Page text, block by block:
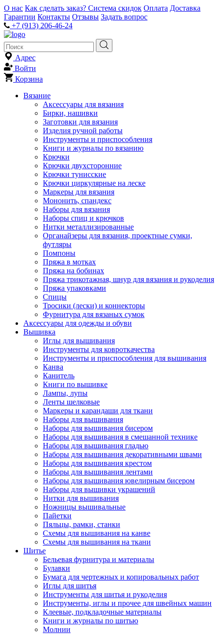
О нас Как сделать заказ? Система скидок Оплата Доставка
Гарантии Контакты Отзывы Задать вопрос
+7 (913) 206-46-24
Адрес
Войти
Корзина
Вязание
Аксессуары для вязания
Бирки, нашивки
Заготовки для вязания
Изделия ручной работы
Инструменты и приспособления
Книги и журналы по вязанию
Крючки
Крючки двухсторонние
Крючки тунисские
Крючки циркулярные на леске
Маркеры для вязания
Мононить, спандекс
Наборы для вязания
Наборы спиц и крючков
Нитки металлизированные
Органайзеры для вязания, проектные сумки,
футляры
Помпоны
Пряжа в мотках
Пряжа на бобинах
Пряжа трикотажная, шнур для вязания и рукоделия
Пряжа упаковками
Спицы
Тросики (лески) и коннекторы
Фурнитура для вязаных сумок
Аксессуары для одежды и обуви
Вышивка
Иглы для вышивания
Инструменты для ковроткачества
Инструменты и приспособления для вышивания
Канва
Канитель
Книги по вышивке
Лампы, лупы
Ленты шелковые
Маркеры и карандаши для ткани
Наборы для вышивания
Наборы для вышивания бисером
Наборы для вышивания в смешанной технике
Наборы для вышивания гладью
Наборы для вышивания декоративными швами
Наборы для вышивания крестом
Наборы для вышивания лентами
Наборы для вышивания ювелирным бисером
Наборы для вышивки украшений
Нитки для вышивания
Ножницы вышивальные
Пайетки
Пяльцы, рамки, станки
Схемы для вышивания на канве
Схемы для вышивания на ткани
Шитье
Бельевая фурнитура и материалы
Булавки
Бумага для чертежных и копировальных работ
Иглы для шитья
Инструменты для шитья и рукоделия
Инструменты, иглы и прочее для швейных машин
Клеевые, подкладочные материалы
Книги и журналы по шитью
Молнии